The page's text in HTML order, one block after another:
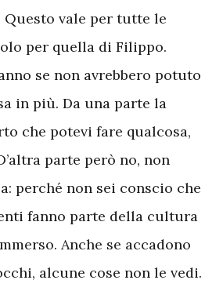
vale per tutte le
per quella di Filippo.
se non avrebbero potuto
in più. Da una parte la
che potevi fare qualcosa,
parte però no, non
perché non sei conscio che
fanno parte della cultura
Anche se accadono
alcune cose non le vedi.